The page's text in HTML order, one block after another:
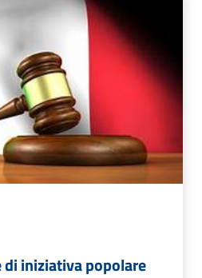
iniziativa popolare